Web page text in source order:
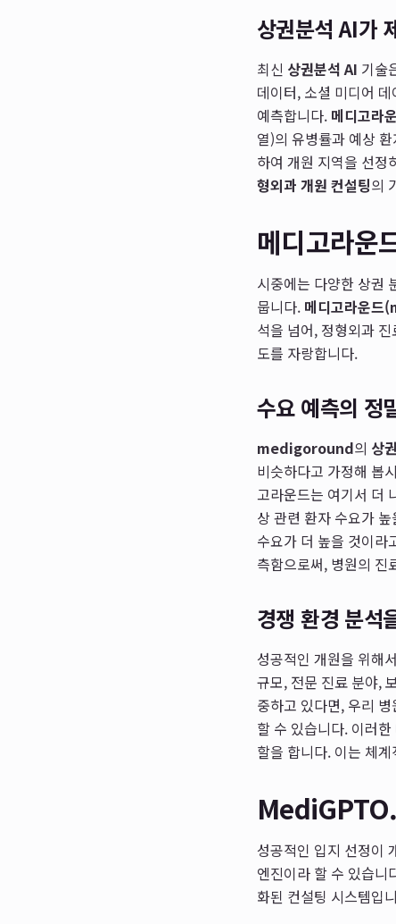
상권분석 AI가
최신 상권분석 AI 기술
데이터, 소셜 미디어
예측합니다. 메디고라
열)의 유병률과 예상
하여 개원 지역을 선정
형외과 개원 컨설팅의
메디고라운
시중에는 다양한 상권
뭅니다. 메디고라운
석을 넘어, 정형외과
도를 자랑합니다.
수요 예측의 정
medigoround의 상
비슷하다고 가정해 봅
고라운드는 여기서 더
상 관련 환자 수요가
수요가 더 높을 것이라
측함으로써, 병원의 진
경쟁 환경 분석
성공적인 개원을 위해
규모, 전문 진료 분야,
중하고 있다면, 우리
할 수 있습니다. 이러
할을 합니다. 이는 체계
성공적인 입지 선정이
엔진이라 할 수 있습니
화된 컨설팅 시스템입